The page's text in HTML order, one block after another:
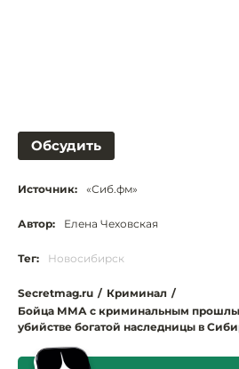
Обсудить
Источник: «Сиб.фм»
Автор: Елена Чеховская
Тег: Новосибирск
Secretmag.ru / Криминал /
Бойца ММА с криминальным
убийстве богатой наследницы в